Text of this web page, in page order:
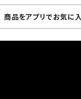
商品をアプリでお気に